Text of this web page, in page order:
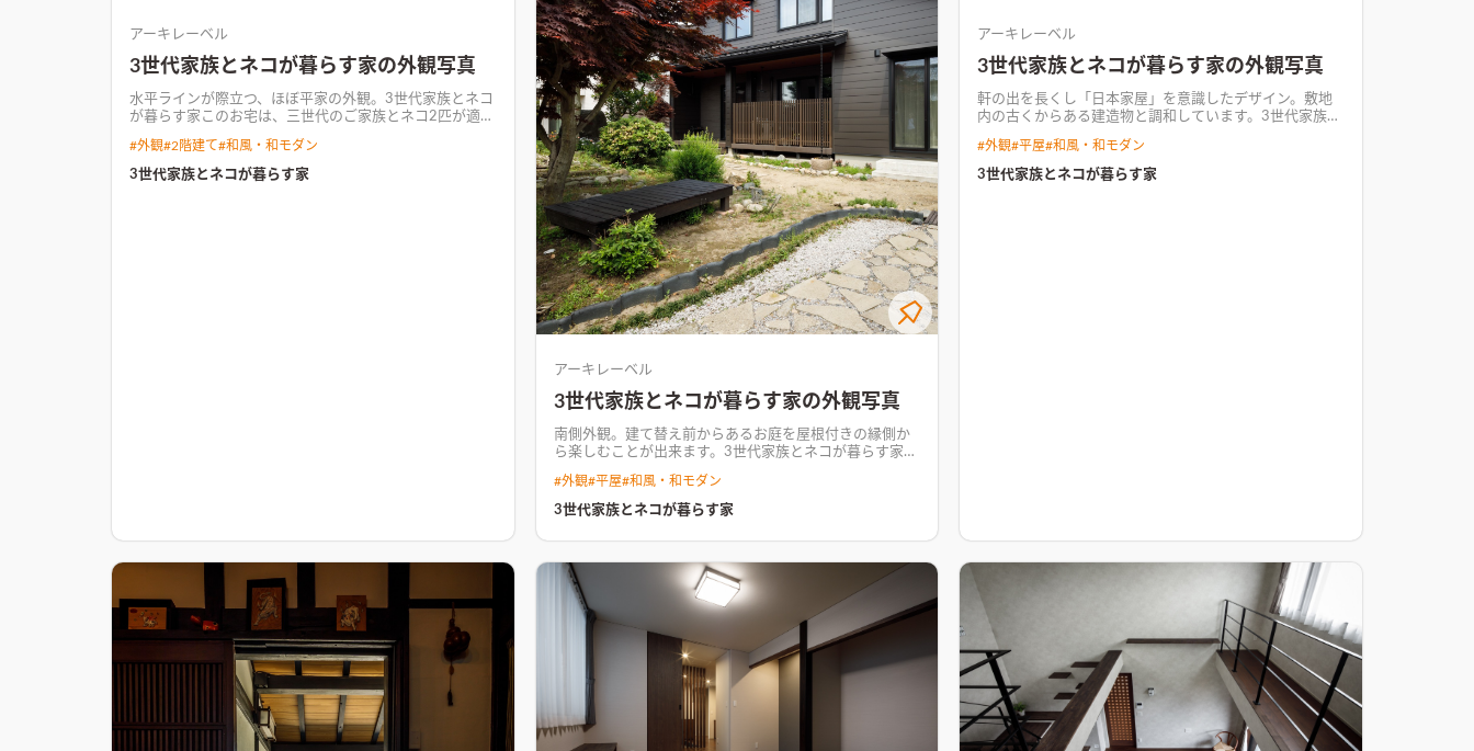
アーキレーベル
3世代家族とネコが暮らす家の外観写真
水平ラインが際立つ、ほぼ平家の外観。 3世代家族とネコ
が暮らす家このお宅は、三世代のご家族とネコ2匹が適度
のお宅です。 濃いめのウォールナットフローリングを基
調にダークカラーでまとめたインテリアに、ところどこ
#外観#2階建て #和風・和モダン
3世代家族とネコが暮らす家
アーキレーベル
3世代家族とネコが暮らす家の外観写真
南側外観。建て替え前からあるお庭を屋根付きの縁側か
ら楽しむことが出来ます。 3世代家族とネコが暮らす家こ
ちながら暮らせるような空間づくりが特徴のお宅です。
濃いめのウォールナットフローリングを基調にダークカ
ラーでまとめたインテリアに、ところどころにお施主様
のアイディアや個性が光る、木質感多めの空間となりま
#外観#平屋#和風・和モダン
3世代家族とネコが暮らす家
アーキレーベル
3世代家族とネコが暮らす家の外観写真
軒の出を長くし「日本家屋」を意識したデザイン。敷地
内の古くからある建造物と調和しています。3世代家族と
適度な距離感を保ちながら暮らせるような空間づくりが
特徴のお宅です。 濃いめのウォールナットフローリング
#外観#平屋#和風・和モダン
3世代家族とネコが暮らす家